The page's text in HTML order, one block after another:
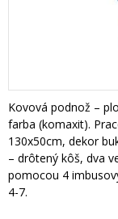
Kovová podnož –
farba (komaxit).
130x50cm, dekor
– drôtený kôš, dva
pomocou 4
4-7.